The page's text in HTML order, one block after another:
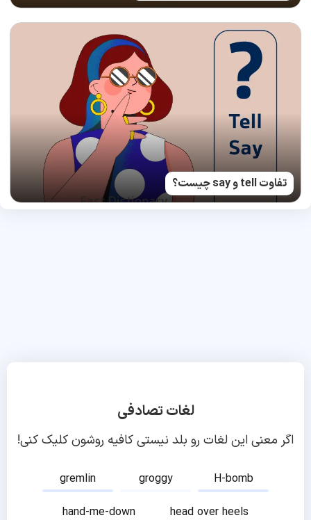
تفاوت tell و say چیست؟
لغات تصادفی
اگر معنی این لغات رو بلد نیستی کافیه روشون کلیک کنی!
gremlin groggy
H-bomb
hand-me-down
head over heels